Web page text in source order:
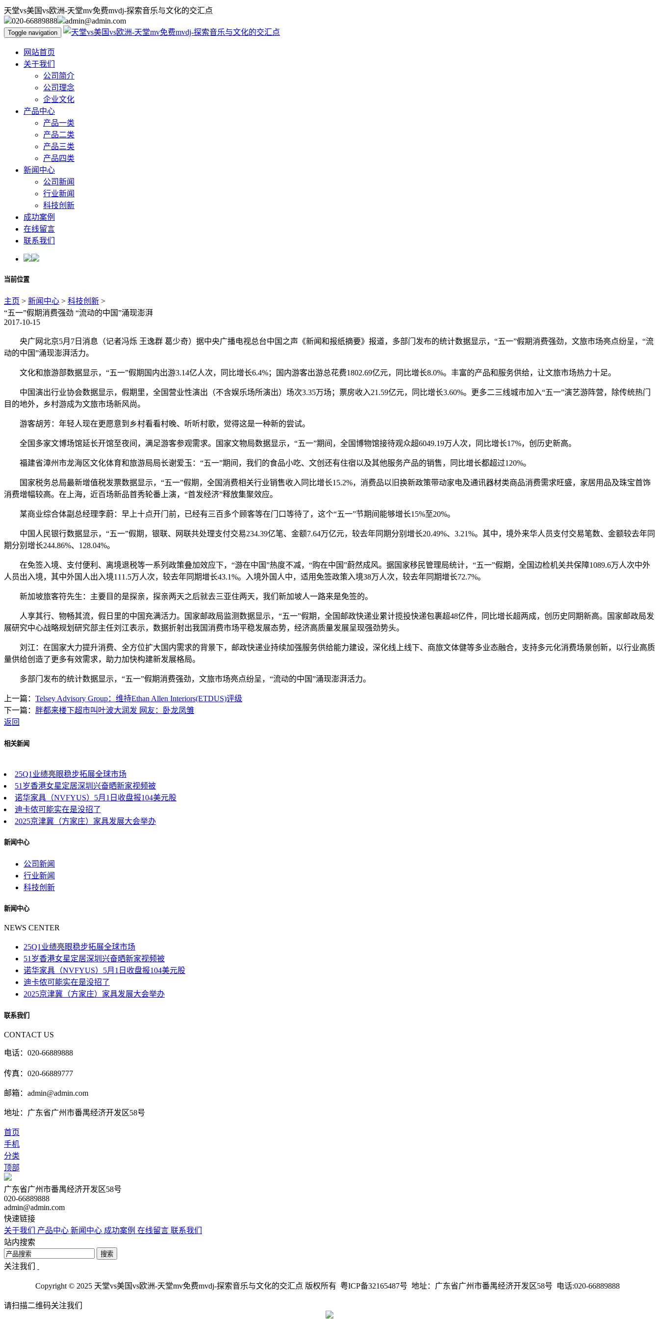
天堂vs美国vs欧洲-天堂mv免费mvdj-探索音乐与文化的交汇点
020-66889888
admin@admin.com
Toggle navigation
网站首页
关于我们
公司简介
公司理念
企业文化
产品中心
产品一类
产品二类
产品三类
产品四类
新闻中心
公司新闻
行业新闻
科技创新
成功案例
在线留言
联系我们
当前位置
主页 > 新闻中心 > 科技创新 >
“五一”假期消费强劲 “流动的中国”涌现澎湃
2017-10-15
央广网北京5月7日消息（记者冯烁 王逸群 葛少奇）据中央广播电视总台中国之声《新闻和报纸摘要》报道，多部门发布的统计数据显示，“五一”假期消费强劲，文旅市场亮点纷呈，“流
动的中国”涌现澎湃活力。
文化和旅游部数据显示，“五一”假期国内出游3.14亿人次，同比增长6.4%；国内游客出游总花费1802.69亿元，同比增长8.0%。丰富的产品和服务供给，让文旅市场热力十足。
中国演出行业协会数据显示，假期里，全国营业性演出（不含娱乐场所演出）场次3.35万场；票房收入21.59亿元，同比增长3.60%。更多二三线城市加入“五一”演艺游阵营，除传统热门
目的地外，乡村游成为文旅市场新风尚。
游客胡芳：年轻人现在更愿意到乡村看看村晚、听听村歌，觉得这是一种新的尝试。
全国多家文博场馆延长开馆至夜间，满足游客参观需求。国家文物局数据显示，“五一”期间，全国博物馆接待观众超6049.19万人次，同比增长17%，创历史新高。
福建省漳州市龙海区文化体育和旅游局局长谢爱玉：“五一”期间，我们的食品小吃、文创还有住宿以及其他服务产品的销售，同比增长都超过120%。
国家税务总局最新增值税发票数据显示，“五一”假期，全国消费相关行业销售收入同比增长15.2%，消费品以旧换新政策带动家电及通讯器材类商品消费需求旺盛，家居用品及珠宝首饰
消费增幅较高。在上海，近百场新品首秀轮番上演，“首发经济”释放集聚效应。
某商业综合体副总经理李蔚：早上十点开门前，已经有三百多个顾客等在门口等待了，这个“五一”节期间能够增长15%至20%。
中国人民银行数据显示，“五一”假期，银联、网联共处理支付交易234.39亿笔、金额7.64万亿元，较去年同期分别增长20.49%、3.21%。其中，境外来华人员支付交易笔数、金额较去年同
期分别增长244.86%、128.04%。
在免签入境、支付便利、离境退税等一系列政策叠加效应下，“游在中国”热度不减，“购在中国”蔚然成风。据国家移民管理局统计，“五一”假期，全国边检机关共保障1089.6万人次中外
人员出入境，其中外国人出入境111.5万人次，较去年同期增长43.1%。入境外国人中，适用免签政策入境38万人次，较去年同期增长72.7%。
新加坡旅客符先生：主要目的是探亲，探亲两天之后就去三亚住两天，我们新加坡人一路来是免签的。
人享其行、物畅其流，假日里的中国充满活力。国家邮政局监测数据显示，“五一”假期，全国邮政快递业累计揽投快递包裹超48亿件，同比增长超两成，创历史同期新高。国家邮政局发
展研究中心战略规划研究部主任刘江表示，数据折射出我国消费市场平稳发展态势，经济高质量发展呈现强劲势头。
刘江：在国家大力提升消费、全方位扩大国内需求的背景下，邮政快递业持续加强服务供给能力建设，深化线上线下、商旅文体健等多业态融合，支持多元化消费场景创新，以行业高质
量供给创造了更多有效需求，助力加快构建新发展格局。
多部门发布的统计数据显示，“五一”假期消费强劲，文旅市场亮点纷呈，“流动的中国”涌现澎湃活力。
上一篇： Telsey Advisory Group：维持Ethan Allen Interiors(ETDUS)评级
下一篇： 胖都来楼下超市叫叶波大润发 网友：卧龙凤雏
返回
相关新闻
25Q1业绩亮眼稳步拓展全球市场
51岁香港女星定居深圳兴奋晒新家视频被
诺华家具（NVFYUS）5月1日收盘报104美元股
迪卡侬可能实在是没招了
2025京津冀（方家庄）家具发展大会举办
新闻中心
公司新闻
行业新闻
科技创新
新闻中心
NEWS CENTER
25Q1业绩亮眼稳步拓展全球市场
51岁香港女星定居深圳兴奋晒新家视频被
诺华家具（NVFYUS）5月1日收盘报104美元股
迪卡侬可能实在是没招了
2025京津冀（方家庄）家具发展大会举办
联系我们
CONTACT US
电话：020-66889888
传真：020-66889777
邮箱：admin@admin.com
地址：广东省广州市番禺经济开发区58号
首页
手机
分类
顶部
广东省广州市番禺经济开发区58号
020-66889888
admin@admin.com
快速链接
关于我们 产品中心 新闻中心 成功案例 在线留言 联系我们
站内搜索
搜索
关注我们
Copyright © 2025 天堂vs美国vs欧洲-天堂mv免费mvdj-探索音乐与文化的交汇点 版权所有 粤ICP备32165487号 地址：广东省广州市番禺经济开发区58号 电话:020-66889888
请扫描二维码关注我们